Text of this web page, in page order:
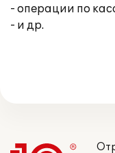
- операции по
- и др.